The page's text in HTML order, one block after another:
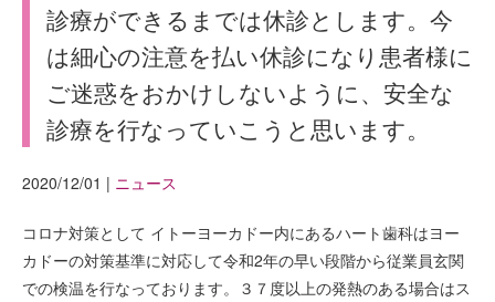
診療ができるまでは休診とします。今
は細心の注意を払い休診になり患者様に
ご迷惑をおかけしないように、安全な
診療を行なっていこうと思います。
2020/12/01 | ニュース
コロナ対策として イトーヨーカドー内にあるハート歯科はヨー
カドーの対策基準に対応して令和2年の早い段階から従業員玄関
での検温を行なっております。３７度以上の発熱のある場合はス